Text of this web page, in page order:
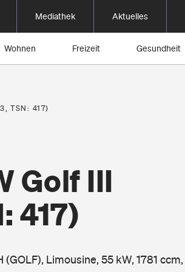
Mediathek Aktuelles
Wohnen Freizeit Gesundheit
TSN: 417)
Golf III
417)
Limousine, 55 kW, 1781 ccm,